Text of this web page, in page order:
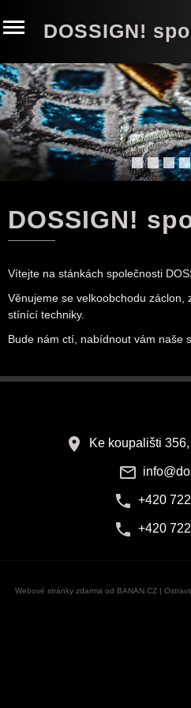
DOSSIGN!
DOSSIGN!
Vítejte na stánkách společnosti
Věnujeme se velkoobchodu záclon,
stínící techniky.
Bude nám ctí, nabídnout vám naše
Ke koupališti
+420
+420
Webové stránky zdarma od BANAN.CZ|